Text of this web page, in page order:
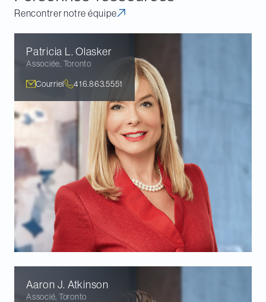
Rencontrer notre équipe
Patricia L. Olasker
Associée Toronto
Courriel 416.863.5551
Aaron J. Atkinson
Associé Toronto